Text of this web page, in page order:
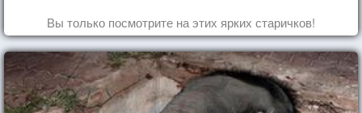
Вы только посмотрите на этих ярких старичков!